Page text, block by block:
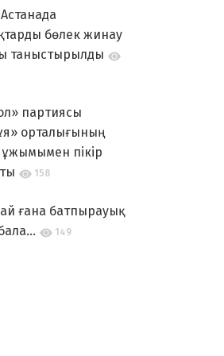
бөлек жинау
таныстырылды
партиясы
орталығының
ұжымымен пікір
158
ғана батпырауық
149